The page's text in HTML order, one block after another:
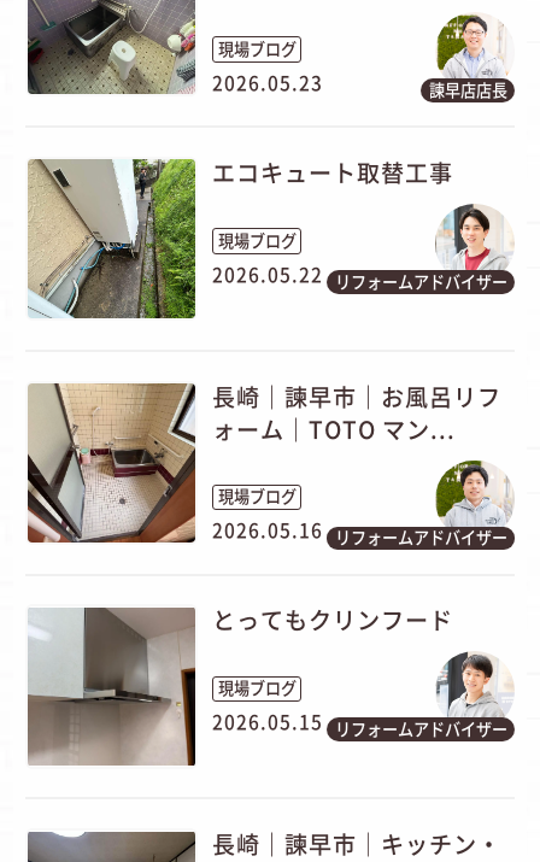
現場ブログ
2026.05.23 諫早店店長
エコキュート取替工事
現場ブログ
2026.05.22 リフォームアドバイザー
長崎｜諫早市｜お風呂リフ
ォーム｜TOTO マン...
現場ブログ
2026.05.16 リフォームアドバイザー
とってもクリンフード
現場ブログ
2026.05.15 リフォームアドバイザー
長崎｜諫早市│キッチン・